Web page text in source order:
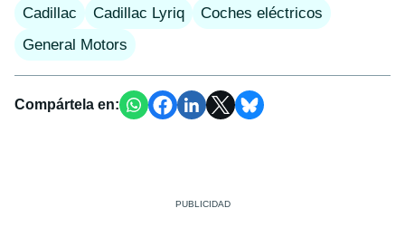
Cadillac Cadillac Lyriq
Coches eléctricos
General Motors
Compártela en: